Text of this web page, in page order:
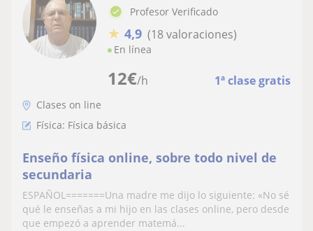
12€/h 1ª clase gratis
Profesor Verificado
★ 4,9 (18 valoraciones)
En línea
Clases on line
Física: Física básica
Enseño física online, sobre todo nivel de
secundaria
ESPAÑOL=======Una madre me dijo lo siguiente: «No sé
qué le enseñas a mi hijo en las clases online, pero desde
que empezó a aprender matemá...